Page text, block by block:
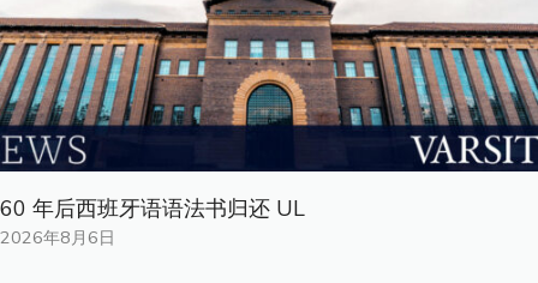
60 年后西班牙语语法书归还 UL
2026年8月6日